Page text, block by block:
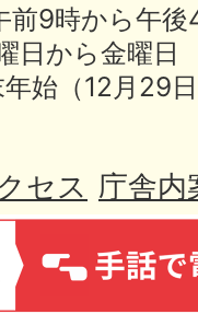
前9時から午
日から金曜日
始（12月29
セス 庁舎内